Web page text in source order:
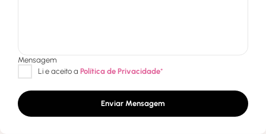
Enviar Mensagem